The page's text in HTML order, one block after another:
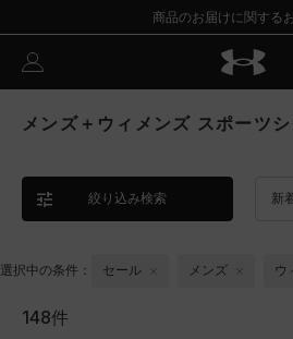
商品のお届けに関する
メンズ＋ウィメンズ スポーツ
絞り込み検索 新
選択中の条件： セール メンズ ウ
148件